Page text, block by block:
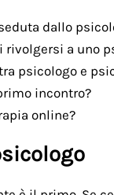
dallo
rivolgersi a uno
psicologo e
incontro?
online?